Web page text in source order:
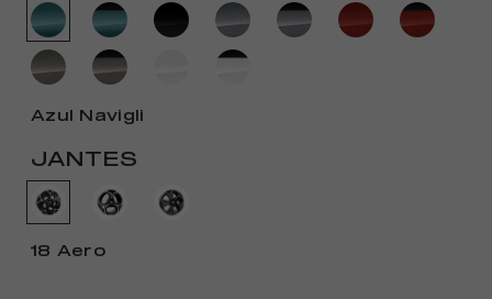
Azul Navigli
JANTES
18 Aero